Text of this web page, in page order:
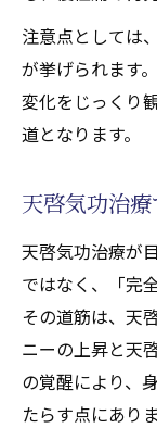
椎間
ズム
天啓気
ニー覚
痛みの
天啓気
完全寛解
実例
天啓気
験談
注意点としては
が挙げられます
変化をじっくり
道となります。
天啓気功治
天啓気功治療が
ではなく、「完
その道筋は、天
ニーの上昇と天
の覚醒により、
たらす点にあり